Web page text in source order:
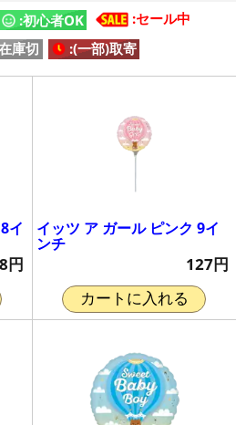
:初心者OK
:セール中
庫切 :(一部)取寄
イ
円
イッツ ア ガール ピンク 9イ
ンチ
127円
カートに入れる